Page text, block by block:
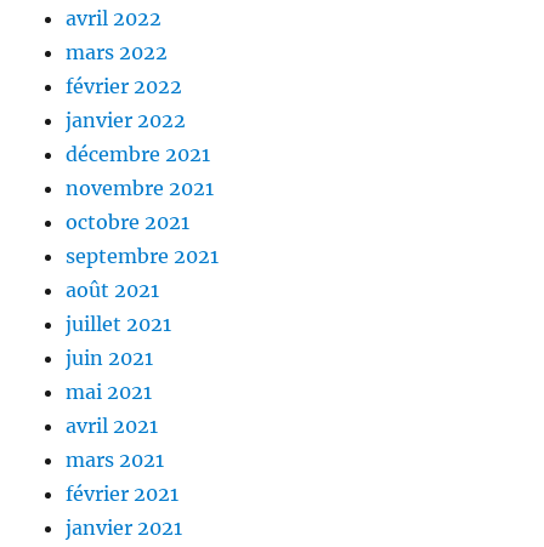
avril 2022
mars 2022
février 2022
janvier 2022
décembre 2021
novembre 2021
octobre 2021
septembre 2021
août 2021
juillet 2021
juin 2021
mai 2021
avril 2021
mars 2021
février 2021
janvier 2021